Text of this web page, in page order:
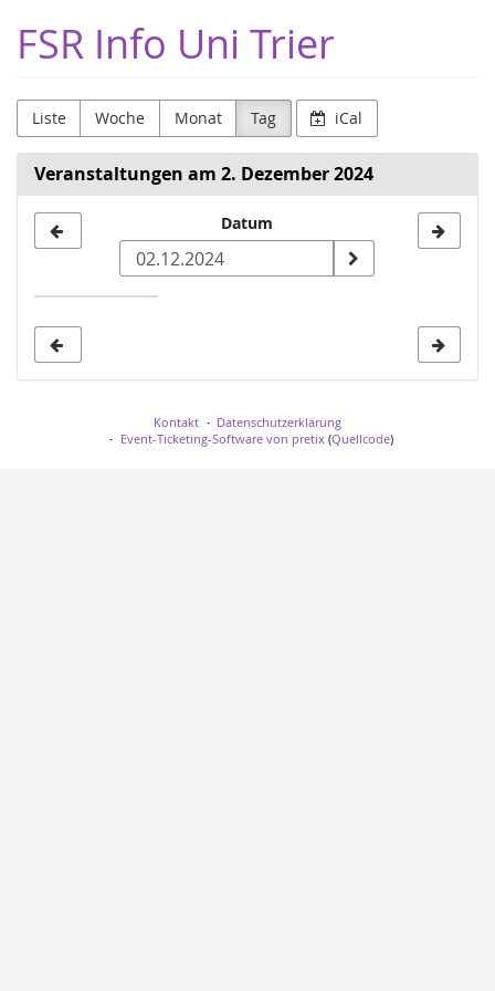
Haupt-
Inhalt
FSR Info Uni Trier
Liste Woche Monat Tag iCal
Veranstaltungen am 2. Dezember 2024
zur
Anzeige
Datum
Kontakt
Datenschutzerklärung
Event-Ticketing-Software von pretix(Quellcode)